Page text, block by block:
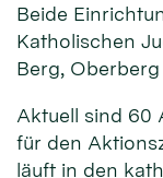
Beide
Katholischen
Berg,
Aktuell sind 60
für den
läuft in den